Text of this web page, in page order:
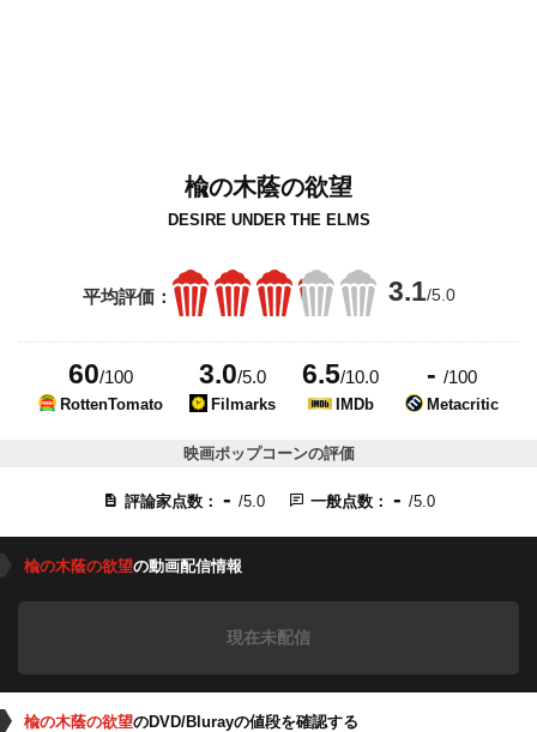
楡の木蔭の欲望
DESIRE UNDER THE ELMS
平均評価： 3.1/5.0
60/100
RottenTomato
3.0/5.0
Filmarks
6.5/10.0
IMDb
- /100
Metacritic
映画ポップコーンの評価
評論家点数： - /5.0 一般点数： - /5.0
楡の木蔭の欲望の動画配信情報
現在未配信
楡の木蔭の欲望のDVD/Blurayの値段を確認する